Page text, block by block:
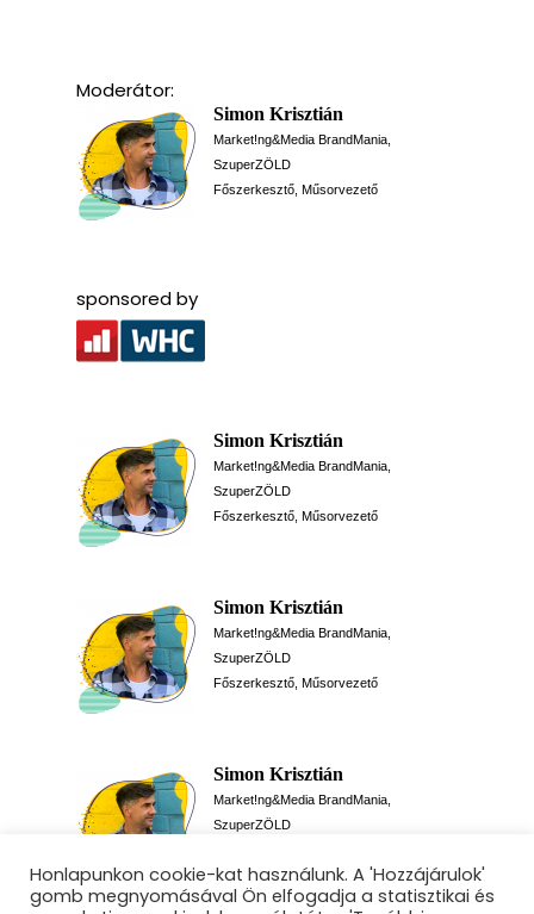
Moderátor:
Simon Krisztián
Market!ng&Media BrandMania,
SzuperZÖLD
Főszerkesztő, Műsorvezető
sponsored by
Simon Krisztián
Market!ng&Media BrandMania,
SzuperZÖLD
Főszerkesztő, Műsorvezető
Simon Krisztián
Market!ng&Media BrandMania,
SzuperZÖLD
Főszerkesztő, Műsorvezető
Simon Krisztián
Market!ng&Media BrandMania,
SzuperZÖLD
Honlapunkon cookie-kat használunk. A 'Hozzájárulok'
gomb megnyomásával Ön elfogadja a statisztikai és